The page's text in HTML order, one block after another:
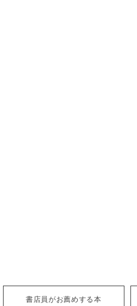
書店員がお薦めする本